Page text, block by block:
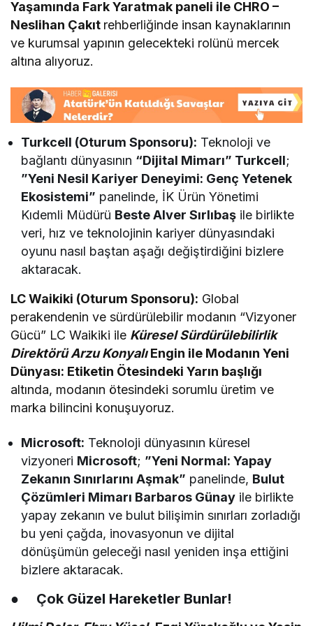
Yaşamında Fark Yaratmak paneli ile CHRO –
Neslihan Çakıt rehberliğinde insan kaynaklarının
ve kurumsal yapının gelecekteki rolünü mercek
altına alıyoruz.
Turkcell (Oturum Sponsoru): Teknoloji ve
bağlantı dünyasının “Dijital Mimarı” Turkcell;
”Yeni Nesil Kariyer Deneyimi: Genç Yetenek
Ekosistemi” panelinde, İK Ürün Yönetimi
Kıdemli Müdürü Beste Alver Sırlıbaş ile birlikte
veri, hız ve teknolojinin kariyer dünyasındaki
oyunu nasıl baştan aşağı değiştirdiğini bizlere
aktaracak.
LC Waikiki (Oturum Sponsoru): Global
perakendenin ve sürdürülebilir modanın “Vizyoner
Gücü” LC Waikiki ile Küresel Sürdürülebilirlik
Direktörü Arzu KonyalıEngin ile Modanın Yeni
Dünyası: Etiketin Ötesindeki Yarın başlığı
altında, modanın ötesindeki sorumlu üretim ve
marka bilincini konuşuyoruz.
Microsoft: Teknoloji dünyasının küresel
vizyoneri Microsoft; ”Yeni Normal: Yapay
Zekanın Sınırlarını Aşmak” panelinde, Bulut
Çözümleri Mimarı Barbaros Günay ile birlikte
yapay zekanın ve bulut bilişimin sınırları zorladığı
bu yeni çağda, inovasyonun ve dijital
dönüşümün geleceği nasıl yeniden inşa ettiğini
bizlere aktaracak.
● Çok Güzel Hareketler Bunlar!